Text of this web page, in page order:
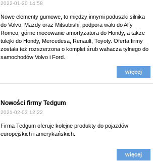
2022-01-20 14:58
Nowe elementy gumowe, to między innymi poduszki silnika
do Volvo, Mazdy oraz Mitsubishi, podpora wału do Alfy
Romeo, górne mocowanie amortyzatora do Hondy, a także
tulejki do Hondy, Mercedesa, Renault, Toyoty. Oferta firmy
została też rozszerzona o komplet śrub wahacza tylnego do
samochodów Volvo i Ford.
więcej
Nowości firmy Tedgum
2021-02-03 12:22
Firma Tedgum oferuje kolejne produkty do pojazdów
europejskich i amerykańskich.
więcej